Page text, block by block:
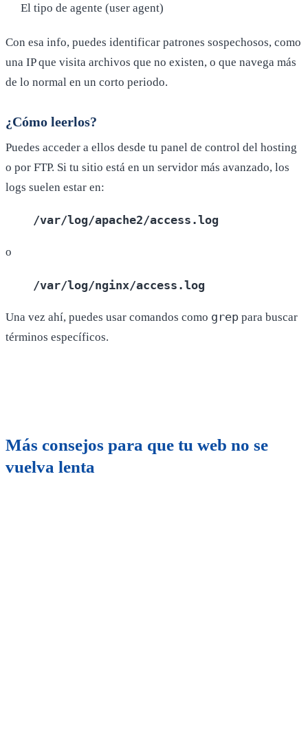
El tipo de agente (user agent)
Con esa info, puedes identificar patrones sospechosos, como
una IP que visita archivos que no existen, o que navega más
de lo normal en un corto periodo.
¿Cómo leerlos?
Puedes acceder a ellos desde tu panel de control del hosting
o por FTP. Si tu sitio está en un servidor más avanzado, los
logs suelen estar en:
/var/log/apache2/access .log
o
/var/log/nginx/access .log
Una vez ahí, puedes usar comandos como grep para buscar
términos específicos.
Más consejos para que tu web no se
vuelva lenta